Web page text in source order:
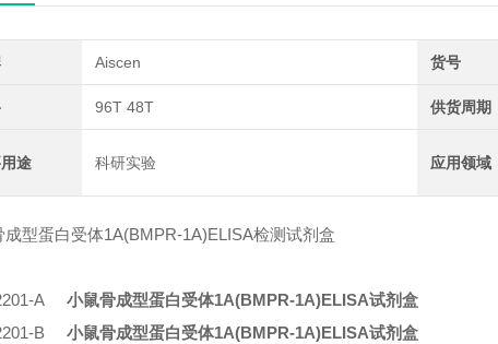
Aiscen 货号
96T 48T 供货周期
途 科研实验 应用领域
成型蛋白受体1A(BMPR-1A)ELISA检测试剂盒
A
小鼠骨成型蛋白受体1A(BMPR-1A)ELISA试剂盒
B
小鼠骨成型蛋白受体1A(BMPR-1A)ELISA试剂盒